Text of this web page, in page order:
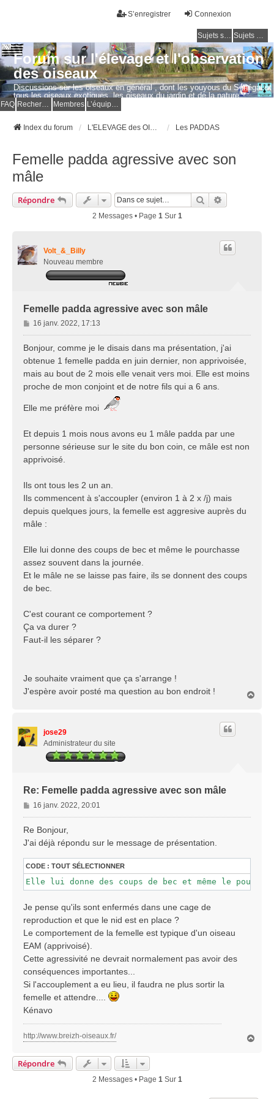
Connexion
S’enregistrer
Sujets sans réponse Sujets actifs
Forum sur l'élevage et l'observation
des oiseaux
Discussions sur les oiseaux en général , dont les youyous du Sénégal et
tous les oiseaux exotiques, les oiseaux du jardin et de la nature.
Questions, photos, expériences.
FAQ Membres
Index du forum Les PADDAS
Femelle padda agressive avec son
mâle
Répondre Rechercher
2 Messages • Page 1 Sur 1
Volt_&_Billy
Nouveau membre
Femelle padda agressive avec son mâle
M
e
s
g
e
16 janv. 2022, 17:13
Bonjour, comme je le disais dans ma présentation, j'ai
obtenue 1 femelle padda en juin dernier, non apprivoisée,
mais au bout de 2 mois elle venait vers moi. Elle est moins
proche de mon conjoint et de notre fils qui a 6 ans.
Elle me préfère moi
Et depuis 1 mois nous avons eu 1 mâle padda par une
personne sérieuse sur le site du bon coin, ce mâle est non
apprivoisé.
Ils ont tous les 2 un an.
Ils commencent à s'accoupler (environ 1 à 2 x /j) mais
depuis quelques jours, la femelle est aggresive auprès du
mâle :
Elle lui donne des coups de bec et même le pourchasse
assez souvent dans la journée.
Et le mâle ne se laisse pas faire, ils se donnent des coups
de bec.
C'est courant ce comportement ?
Ça va durer ?
Faut-il les séparer ?
Je souhaite vraiment que ça s'arrange !
J'espère avoir posté ma question au bon endroit !
jose29
Administrateur du site
Re: Femelle padda agressive avec son mâle
M
e
s
g
e
16 janv. 2022, 20:01
Re Bonjour,
J'ai déjà répondu sur le message de présentation.
CODE : TOUT SÉLECTIONNER
Elle lui donne des coups de bec et même le
Je pense qu'ils sont enfermés dans une cage de
reproduction et que le nid est en place ?
Le comportement de la femelle est typique d'un oiseau
EAM (apprivoisé).
Cette agressivité ne devrait normalement pas avoir des
conséquences importantes...
Si l'accouplement a eu lieu, il faudra ne plus sortir la
femelle et attendre....
Kénavo
http://www.breizh-oiseaux.fr/
Répondre
2 Messages • Page 1Sur 1